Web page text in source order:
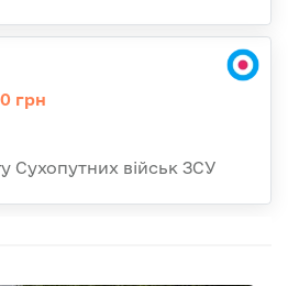
грн
Сухопутних військ ЗСУ